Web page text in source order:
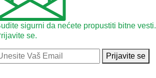
sigurni da nećete propustiti bitne vesti.
se.
Prijavite se